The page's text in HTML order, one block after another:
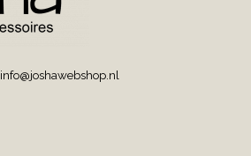
info@joshawebshop.nl